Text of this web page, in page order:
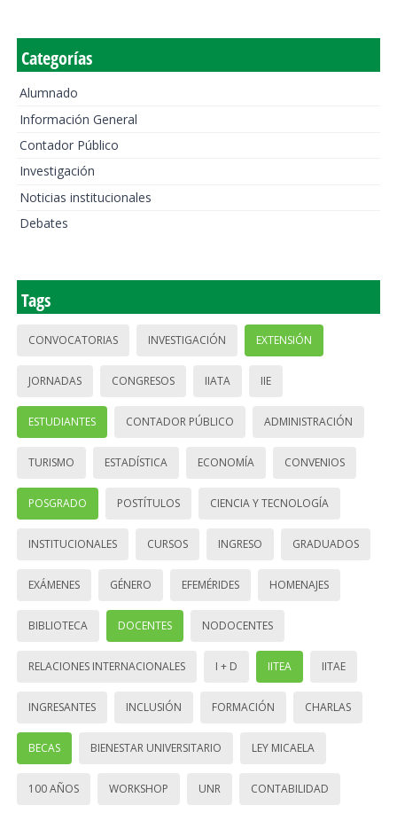
Categorías
Alumnado
Información General
Contador Público
Investigación
Noticias institucionales
Debates
Tags
CONVOCATORIAS INVESTIGACIÓN EXTENSIÓN
JORNADAS CONGRESOS IIATA IIE
ESTUDIANTES CONTADOR PÚBLICO ADMINISTRACIÓN
TURISMO ESTADÍSTICA ECONOMÍA CONVENIOS
POSGRADO POSTÍTULOS CIENCIA Y TECNOLOGÍA
INSTITUCIONALES CURSOS INGRESO GRADUADOS
EXÁMENES GÉNERO EFEMÉRIDES HOMENAJES
BIBLIOTECA DOCENTES NODOCENTES
RELACIONES INTERNACIONALES I + D IITEA IITAE
INGRESANTES INCLUSIÓN FORMACIÓN CHARLAS
BECAS BIENESTAR UNIVERSITARIO LEY MICAELA
100 AÑOS WORKSHOP UNR CONTABILIDAD